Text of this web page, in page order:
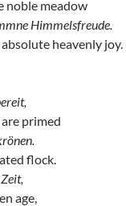
noble meadow
Himmelsfreude.
heavenly joy.
primed
flock.
age,